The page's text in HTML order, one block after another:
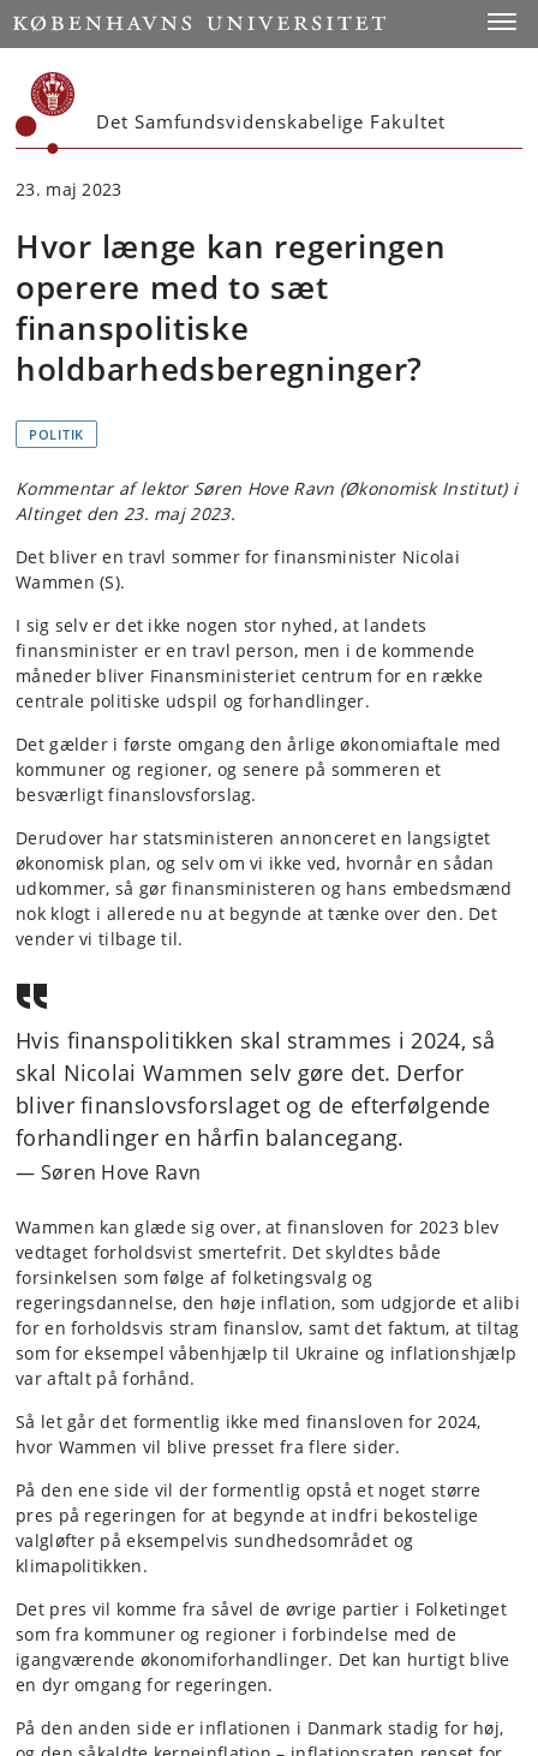
Start
Det Samfundsvidenskabelige Fakultet
23. maj 2023
Hvor længe kan regeringen
operere med to sæt
finanspolitiske
holdbarhedsberegninger?
POLITIK
Kommentar af lektor Søren Hove Ravn (Økonomisk Institut) i
Altinget den 23. maj 2023.
Det bliver en travl sommer for finansminister Nicolai
Wammen (S).
I sig selv er det ikke nogen stor nyhed, at landets
finansminister er en travl person, men i de kommende
måneder bliver Finansministeriet centrum for en række
centrale politiske udspil og forhandlinger.
Det gælder i første omgang den årlige økonomiaftale med
kommuner og regioner, og senere på sommeren et
besværligt finanslovsforslag.
Derudover har statsministeren annonceret en langsigtet
økonomisk plan, og selv om vi ikke ved, hvornår en sådan
udkommer, så gør finansministeren og hans embedsmænd
nok klogt i allerede nu at begynde at tænke over den. Det
vender vi tilbage til.
Hvis finanspolitikken skal strammes i 2024, så
skal Nicolai Wammen selv gøre det. Derfor
bliver finanslovsforslaget og de efterfølgende
forhandlinger en hårfin balancegang.
Søren Hove Ravn
Wammen kan glæde sig over, at finansloven for 2023 blev
vedtaget forholdsvist smertefrit. Det skyldtes både
forsinkelsen som følge af folketingsvalg og
regeringsdannelse, den høje inflation, som udgjorde et alibi
for en forholdsvis stram finanslov, samt det faktum, at tiltag
som for eksempel våbenhjælp til Ukraine og inflationshjælp
var aftalt på forhånd.
Så let går det formentlig ikke med finansloven for 2024,
hvor Wammen vil blive presset fra flere sider.
På den ene side vil der formentlig opstå et noget større
pres på regeringen for at begynde at indfri bekostelige
valgløfter på eksempelvis sundhedsområdet og
klimapolitikken.
Det pres vil komme fra såvel de øvrige partier i Folketinget
som fra kommuner og regioner i forbindelse med de
igangværende økonomiforhandlinger. Det kan hurtigt blive
en dyr omgang for regeringen.
På den anden side er inflationen i Danmark stadig for høj,